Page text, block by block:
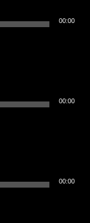
00:00
00:00
00:00